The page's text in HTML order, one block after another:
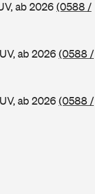
ab 2026 (0588 /
ab 2026 (0588 /
ab 2026 (0588 /